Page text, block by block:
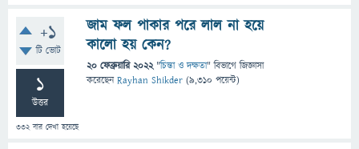
+1
টি ভোট
1
উত্তর
332বার দেখা হয়েছে
জাম ফল পাকার পরে লাল না হয়ে
কালো হয় কেন?
20 ফেব্রুয়ারি 2022 "চিন্তা ও দক্ষতা" বিভাগে জিজ্ঞাসা
করেছেনRayhan Shikder (9,310 পয়েন্ট)